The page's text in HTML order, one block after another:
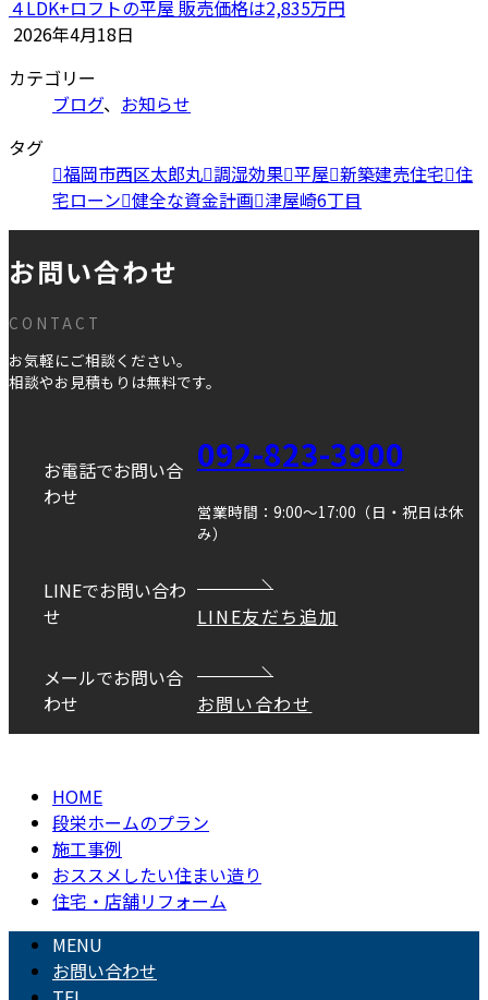
４LDK+ロフトの平屋 販売価格は2,835万円
2026年4月18日
カテゴリー
ブログ、 お知らせ
タグ
福岡市西区太郎丸 調湿効果 平屋 新築建売住宅 住
宅ローン 健全な資金計画 津屋崎6丁目
お問い合わせ
CONTACT
お気軽にご相談ください。
相談やお見積もりは無料です。
お電話でお問い合
わせ
092-823-3900
営業時間：9:00～17:00（日・祝日は休
み）
LINEでお問い合わ
せ
LINE友だち追加
メールでお問い合
わせ
お問い合わせ
HOME
段栄ホームのプラン
施工事例
おススメしたい住まい造り
住宅・店舗リフォーム
MENU
お問い合わせ